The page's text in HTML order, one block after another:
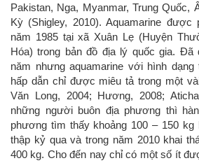
Pakistan, Nga, Myanmar, Trung Quốc,
Kỳ (Shigley, 2010). Aquamarine
năm 1985 tại xã Xuân Lẹ (Huyện
Hóa) trong bản đồ địa lý quốc gia.
năm nhưng aquamarine với hình
hấp dẫn chỉ được miêu tả trong một
Văn Long, 2004; Hương, 2008;
những người buôn địa phương thì
phương tìm thấy khoảng 100 – 150 kg
thập kỷ qua và trong năm 2010 khai
400 kg. Cho đến nay chỉ có một số ít